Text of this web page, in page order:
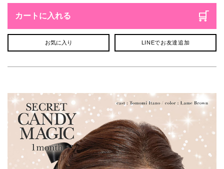
カートに入れる
お気に入り LINEでお友達追加